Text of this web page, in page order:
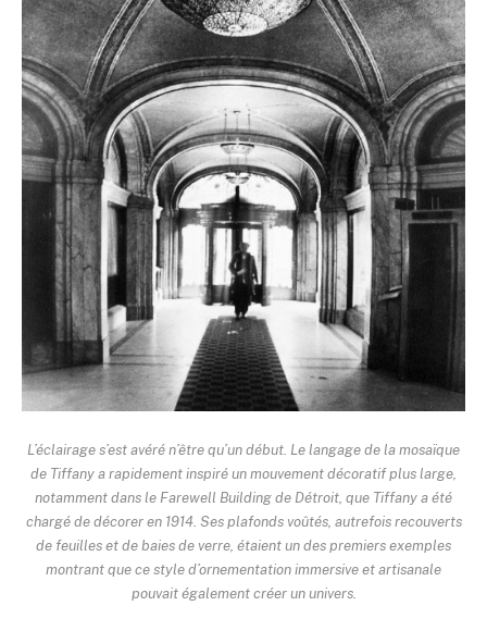
L’éclairage s’est avéré n’être qu’un début. Le langage de la mosaïque
de Tiffany a rapidement inspiré un mouvement décoratif plus large,
notamment dans le Farewell Building de Détroit, que Tiffany a été
chargé de décorer en 1914. Ses plafonds voûtés, autrefois recouverts
de feuilles et de baies de verre, étaient un des premiers exemples
montrant que ce style d’ornementation immersive et artisanale
pouvait également créer un univers.